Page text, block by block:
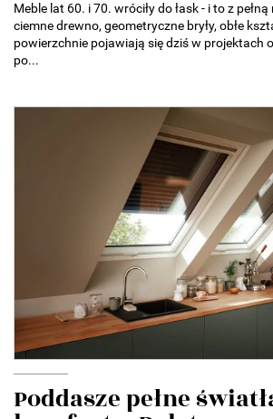
Meble lat 60. i 70. wróciły do łask - i to z
ciemne drewno, geometryczne bryły, obłe
powierzchnie pojawiają się dziś w projektach
po...
Poddasze pełne